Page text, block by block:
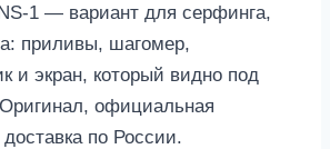
1 — вариант для серфинга,
приливы, шагомер,
и экран, который видно под
официальная
доставка по России.